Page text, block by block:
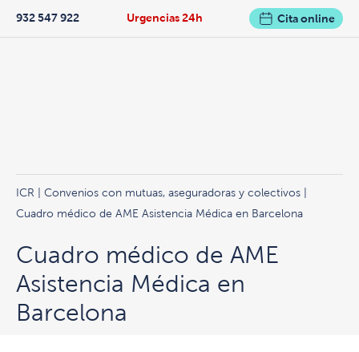
Urgencias 24h
932 547 922 Cita online
ICR Convenios con mutuas, aseguradoras y colectivos
Cuadro médico de AME Asistencia Médica en Barcelona
Cuadro médico de AME
Asistencia Médica en
Barcelona